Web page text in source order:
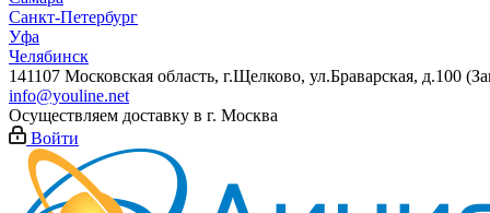
Санкт-Петербург
Уфа
Челябинск
141107 Московская область, г.Щелково, ул.Браварская, д.100
info@youline.net
Осуществляем доставку в г. Москва
Войти